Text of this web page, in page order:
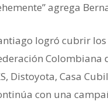
agrega
logró cubrir
Colombiana
Distoyota, Casa
con una